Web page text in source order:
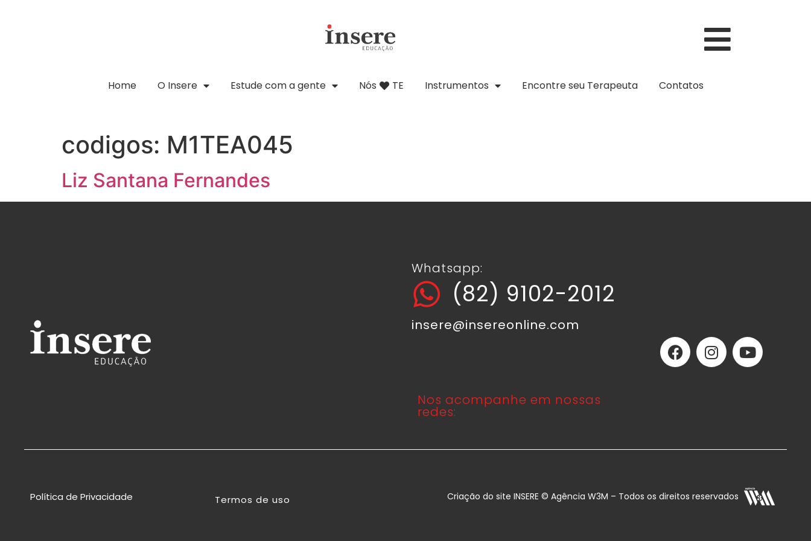
Home O Insere Estude com a gente Nós TE Instrumentos Encontre seu Terapeuta Contatos
codigos: M1TEA045
Liz Santana Fernandes
Whatsapp:
(82) 9102-2012
insere@insereonline.com
Nos acompanhe em nossas
redes:
Política de Privacidade Termos de uso Criação do site INSERE © Agência W3M – Todos os direitos reservados